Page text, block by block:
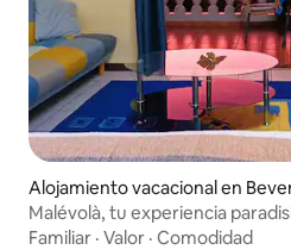
Alojamiento vacacional en
Malévolà, tu experiencia
Familiar · Valor · Comodidad